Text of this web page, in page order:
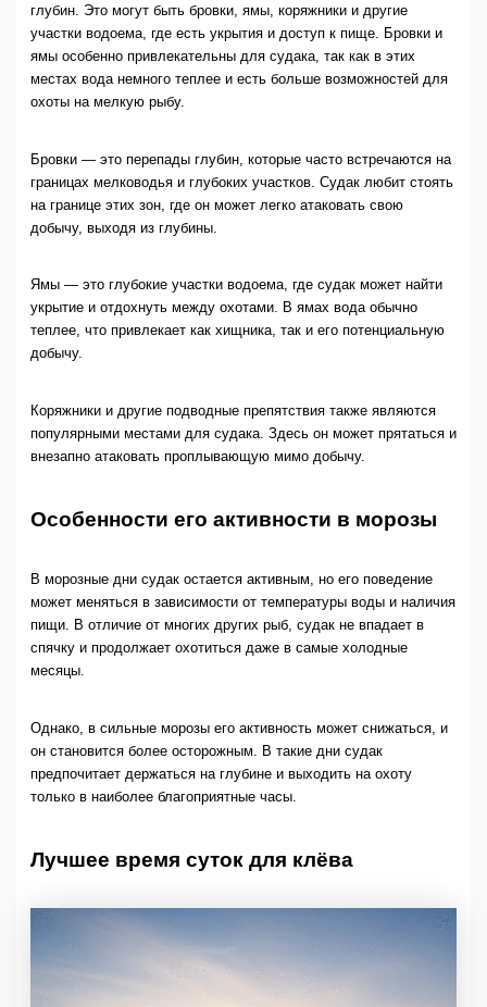
глубин. Это могут быть бровки, ямы, коряжники и другие
участки водоема, где есть укрытия и доступ к пище. Бровки и
ямы особенно привлекательны для судака, так как в этих
местах вода немного теплее и есть больше возможностей для
охоты на мелкую рыбу.
Бровки — это перепады глубин, которые часто встречаются на
границах мелководья и глубоких участков. Судак любит стоять
на границе этих зон, где он может легко атаковать свою
добычу, выходя из глубины.
Ямы — это глубокие участки водоема, где судак может найти
укрытие и отдохнуть между охотами. В ямах вода обычно
теплее, что привлекает как хищника, так и его потенциальную
добычу.
Коряжники и другие подводные препятствия также являются
популярными местами для судака. Здесь он может прятаться и
внезапно атаковать проплывающую мимо добычу.
Особенности его активности в морозы
В морозные дни судак остается активным, но его поведение
может меняться в зависимости от температуры воды и наличия
пищи. В отличие от многих других рыб, судак не впадает в
спячку и продолжает охотиться даже в самые холодные
месяцы.
Однако, в сильные морозы его активность может снижаться, и
он становится более осторожным. В такие дни судак
предпочитает держаться на глубине и выходить на охоту
только в наиболее благоприятные часы.
Лучшее время суток для клёва